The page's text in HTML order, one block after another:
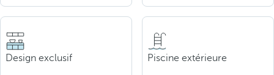
Design exclusif Piscine extérieure